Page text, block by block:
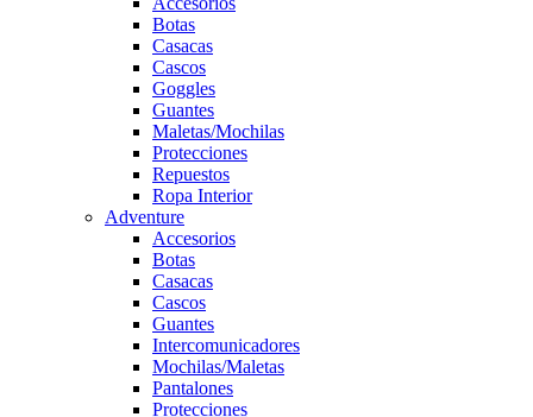
Botas
Casacas
Cascos
Goggles
Guantes
Maletas/Mochilas
Protecciones
Repuestos
Ropa Interior
Adventure
Accesorios
Botas
Casacas
Cascos
Guantes
Intercomunicadores
Mochilas/Maletas
Pantalones
Protecciones